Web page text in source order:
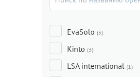
EvaSolo (5)
Kinto (3)
LSA international (1)